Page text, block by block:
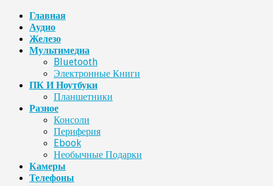
Главная
Аудио
Железо
Мультимедиа
Bluetooth
Электронные Книги
ПК И Ноутбуки
Планшетники
Разное
Консоли
Периферия
Ebook
Необычные Подарки
Камеры
Телефоны